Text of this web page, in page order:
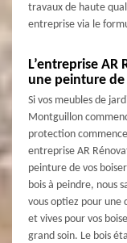
travaux de haute
entreprise via le
L’entreprise
une peinture
Si vos meubles de
Montguillon
protection
entreprise AR
peinture de vos
bois à peindre, nous
vous optiez pour une
et vives pour vos
grand soin. Le bois